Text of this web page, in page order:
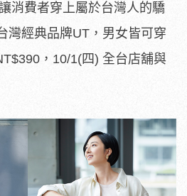
消費者穿上屬於台灣人的驕
灣經典品牌UT，男女皆可穿
，10/1(四) 全台店舖與